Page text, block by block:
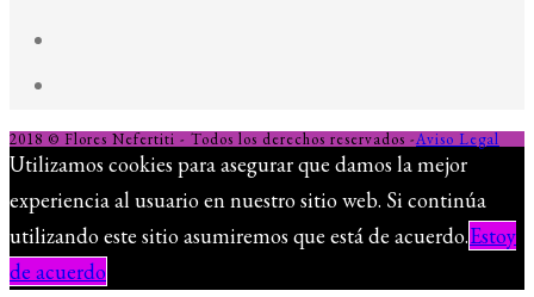
2018 © Flores Nefertiti - Todos los derechos reservados -Aviso Legal
Utilizamos cookies para asegurar que damos la mejor
experiencia al usuario en nuestro sitio web. Si continúa
utilizando este sitio asumiremos que está de acuerdo.Estoy
de acuerdo